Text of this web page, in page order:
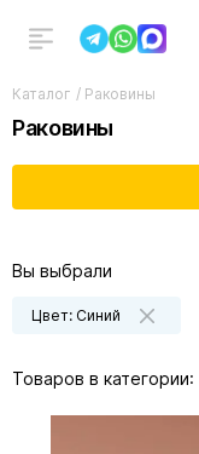
Каталог / Раковины
Раковины
Вы выбрали
Цвет: Синий
Товаров в категории: